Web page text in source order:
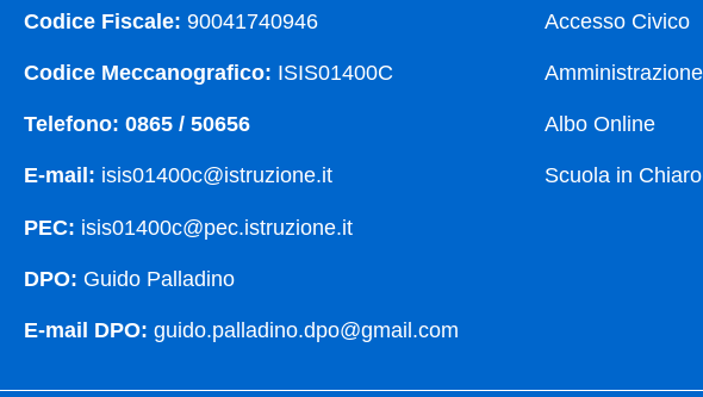
Codice Fiscale: 90041740946
Codice Meccanografico: ISIS01400C
Telefono: 0865 / 50656
E-mail: isis01400c@istruzione.it
PEC: isis01400c@pec.istruzione.it
DPO: Guido Palladino
E-mail DPO: guido.palladino.dpo@gmail.com
Accesso Civico
Albo Online
Scuola in Chiaro